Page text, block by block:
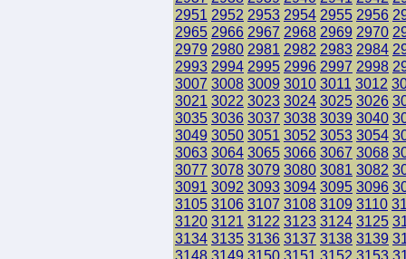
2951 2952 2953 2954 2955 2956
2965 2966 2967 2968 2969 2970
2979 2980 2981 2982 2983 2984
2993 2994 2995 2996 2997 2998
3007 3008 3009 3010 3011 3012
3021 3022 3023 3024 3025 3026
3035 3036 3037 3038 3039 3040
3049 3050 3051 3052 3053 3054
3063 3064 3065 3066 3067 3068
3077 3078 3079 3080 3081 3082
3091 3092 3093 3094 3095 3096
3105 3106 3107 3108 3109 3110
3120 3121 3122 3123 3124 3125
3134 3135 3136 3137 3138 3139
3148 3149 3150 3151 3152 3153